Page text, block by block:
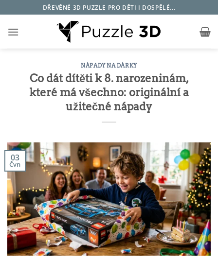
na
obsah
DŘEVĚNÉ 3D PUZZLE PRO DĚTI I DOSPĚLÉ...
NÁPADY NA DÁRKY
Co dát dítěti k 8. narozeninám,
které má všechno: originální a
užitečné nápady
03
Čvn